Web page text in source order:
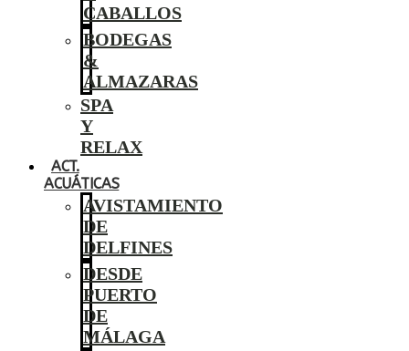
CABALLOS
BODEGAS
&
ALMAZARAS
SPA
Y
RELAX
ACT.
ACUÁTICAS
AVISTAMIENTO
DE
DELFINES
DESDE
PUERTO
DE
MÁLAGA